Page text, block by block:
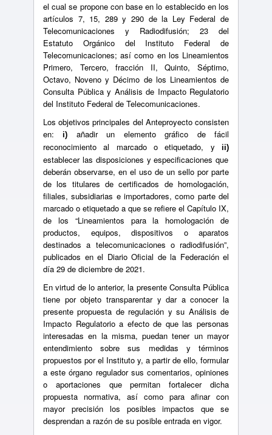
el cual se propone con base en lo establecido en los
artículos 7, 15, 289 y 290 de la Ley Federal de
Telecomunicaciones y Radiodifusión; 23 del
Estatuto Orgánico del Instituto Federal de
Telecomunicaciones; así como en los Lineamientos
Primero, Tercero, fracción II, Quinto, Séptimo,
Octavo, Noveno y Décimo de los Lineamientos de
Consulta Pública y Análisis de Impacto Regulatorio
del Instituto Federal de Telecomunicaciones.
Los objetivos principales del Anteproyecto consisten
en:i) añadir un elemento gráfico de fácil
reconocimiento al marcado o etiquetado, y
ii)
establecer las disposiciones y especificaciones que
deberán observarse, en el uso de un sello por parte
de los titulares de certificados de homologación,
filiales, subsidiarias e importadores, como parte del
marcado o etiquetado a que se refiere el Capítulo IX,
de los “Lineamientos para la homologación de
productos, equipos, dispositivos o aparatos
destinados a telecomunicaciones o radiodifusión”,
publicados en el Diario Oficial de la Federación el
día 29 de diciembre de 2021.
En virtud de lo anterior, la presente Consulta Pública
tiene por objeto transparentar y dar a conocer la
presente propuesta de regulación y su Análisis de
Impacto Regulatorio a efecto de que las personas
interesadas en la misma, puedan tener un mayor
entendimiento sobre sus medidas y términos
propuestos por el Instituto y, a partir de ello, formular
a este órgano regulador sus comentarios, opiniones
o aportaciones que permitan fortalecer dicha
propuesta normativa, así como para afinar con
mayor precisión los posibles impactos que se
desprendan a razón de su posible entrada en vigor.